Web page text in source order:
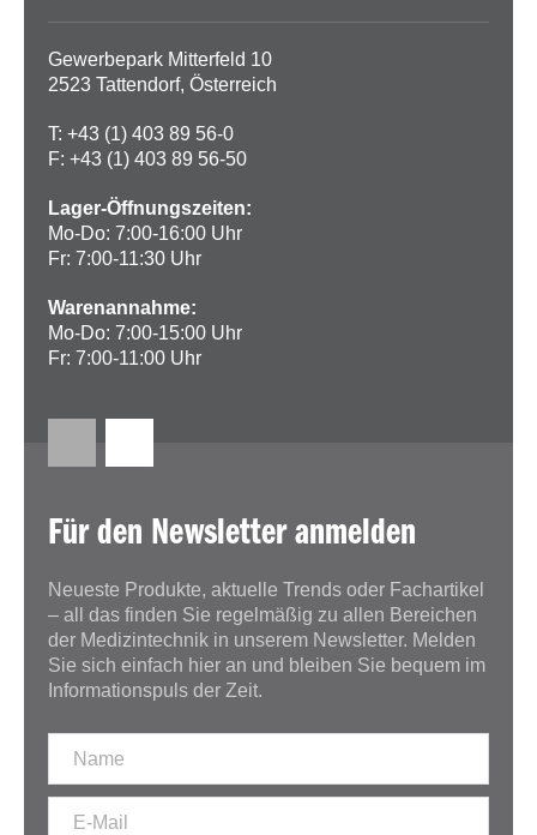
Gewerbepark Mitterfeld 10
2523 Tattendorf, Österreich
T: +43 (1) 403 89 56-0
F: +43 (1) 403 89 56-50
Lager-Öffnungszeiten:
Mo-Do: 7:00-16:00 Uhr
Fr: 7:00-11:30 Uhr
Warenannahme:
Mo-Do: 7:00-15:00 Uhr
Fr: 7:00-11:00 Uhr
Für den Newsletter anmelden
Neueste Produkte, aktuelle Trends oder Fachartikel
– all das finden Sie regelmäßig zu allen Bereichen
der Medizintechnik in unserem Newsletter. Melden
Sie sich einfach hier an und bleiben Sie bequem im
Informationspuls der Zeit.